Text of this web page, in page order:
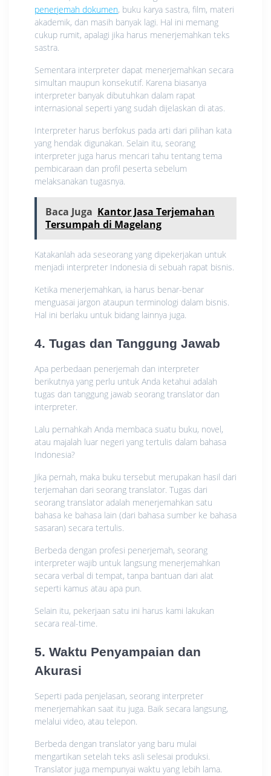
penerjemah dokumen, buku karya sastra, film, materi
akademik, dan masih banyak lagi. Hal ini memang
cukup rumit, apalagi jika harus menerjemahkan teks
sastra.
Sementara interpreter dapat menerjemahkan secara
simultan maupun konsekutif. Karena biasanya
interpreter banyak dibutuhkan dalam rapat
internasional seperti yang sudah dijelaskan di atas.
Interpreter harus berfokus pada arti dari pilihan kata
yang hendak digunakan. Selain itu, seorang
interpreter juga harus mencari tahu tentang tema
pembicaraan dan profil peserta sebelum
melaksanakan tugasnya.
Baca Juga Kantor Jasa Terjemahan
Tersumpah di Magelang
Katakanlah ada seseorang yang dipekerjakan untuk
menjadi interpreter Indonesia di sebuah rapat bisnis.
Ketika menerjemahkan, ia harus benar-benar
menguasai jargon ataupun terminologi dalam bisnis.
Hal ini berlaku untuk bidang lainnya juga.
4. Tugas dan Tanggung Jawab
Apa perbedaan penerjemah dan interpreter
berikutnya yang perlu untuk Anda ketahui adalah
tugas dan tanggung jawab seorang translator dan
interpreter.
Lalu pernahkah Anda membaca suatu buku, novel,
atau majalah luar negeri yang tertulis dalam bahasa
Indonesia?
Jika pernah, maka buku tersebut merupakan hasil dari
terjemahan dari seorang translator. Tugas dari
seorang translator adalah menerjemahkan satu
bahasa ke bahasa lain (dari bahasa sumber ke bahasa
sasaran) secara tertulis.
Berbeda dengan profesi penerjemah, seorang
interpreter wajib untuk langsung menerjemahkan
secara verbal di tempat, tanpa bantuan dari alat
seperti kamus atau apa pun.
Selain itu, pekerjaan satu ini harus kami lakukan
secara real-time.
5. Waktu Penyampaian dan
Akurasi
Seperti pada penjelasan, seorang interpreter
menerjemahkan saat itu juga. Baik secara langsung,
melalui video, atau telepon.
Berbeda dengan translator yang baru mulai
mengartikan setelah teks asli selesai produksi.
Translator juga mempunyai waktu yang lebih lama.